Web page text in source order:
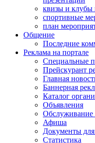
квизы и клубы
спортивные
план
Общение
Последние
Реклама на портале
Специальные
Прейскурант
Главная
Баннерная
Каталог
Объявления
Обслуживание
Афиша
Документы
Статистика